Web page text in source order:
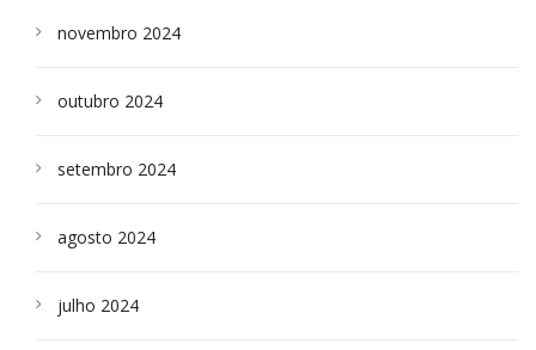
novembro 2024
outubro 2024
setembro 2024
agosto 2024
julho 2024